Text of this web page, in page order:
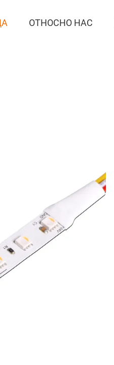
ОТНОСНО НАС